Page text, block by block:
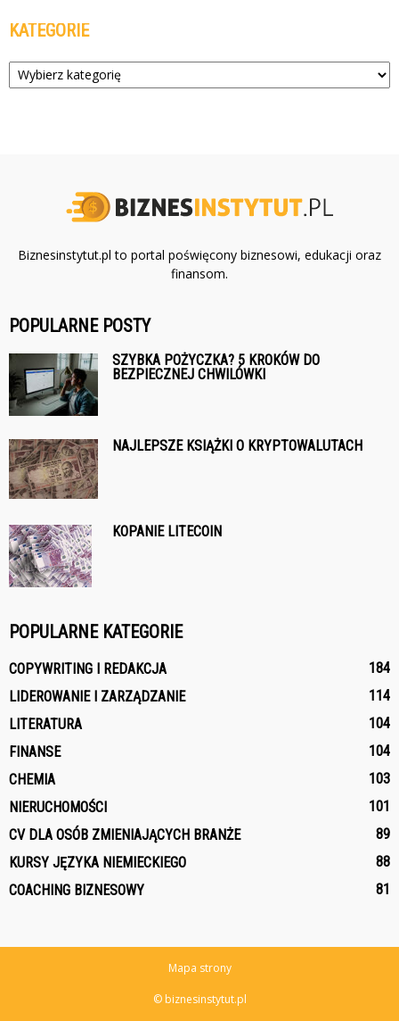
KATEGORIE
Kategorie
Biznesinstytut.pl to portal poświęcony biznesowi, edukacji oraz
finansom.
POPULARNE POSTY
SZYBKA POŻYCZKA? 5 KROKÓW DO
BEZPIECZNEJ CHWILÓWKI
NAJLEPSZE KSIĄŻKI O KRYPTOWALUTACH
KOPANIE LITECOIN
POPULARNE KATEGORIE
COPYWRITING I REDAKCJA
184
LIDEROWANIE I ZARZĄDZANIE
114
LITERATURA
104
FINANSE
104
CHEMIA
103
NIERUCHOMOŚCI
101
CV DLA OSÓB ZMIENIAJĄCYCH BRANŻE
89
KURSY JĘZYKA NIEMIECKIEGO
88
COACHING BIZNESOWY
81
Mapa strony
© biznesinstytut.pl